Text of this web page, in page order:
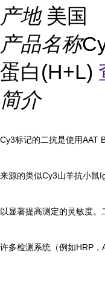
产地 美国
产品名称
蛋白(H+L)
简介
Cy3标记的二抗是使用AAT
来源的类似Cy3山羊抗小鼠
以显著提高测定的灵敏度
许多检测系统（例如HRP，